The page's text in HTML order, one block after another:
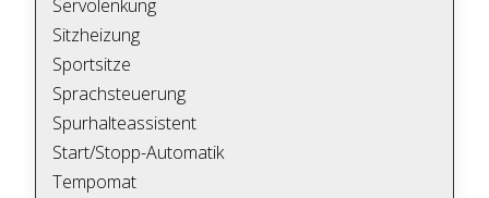
Servolenkung
Sitzheizung
Sportsitze
Sprachsteuerung
Spurhalteassistent
Start/Stopp-Automatik
Tempomat